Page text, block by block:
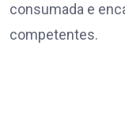
consumada e
competentes.